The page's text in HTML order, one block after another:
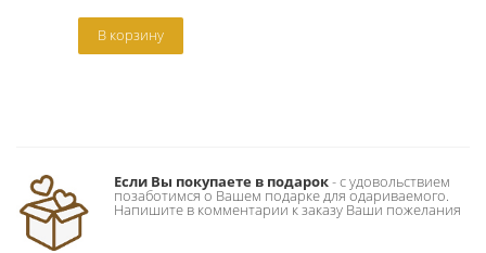
В корзину
Если Вы покупаете в подарок- c удовольствием
позаботимся о Вашем подарке для одариваемого.
Напишите в комментарии к заказу Ваши пожелания